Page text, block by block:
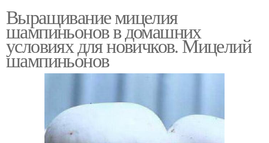
Выращивание мицелия
шампиньонов в домашних
условиях для новичков. Мицелий
шампиньонов